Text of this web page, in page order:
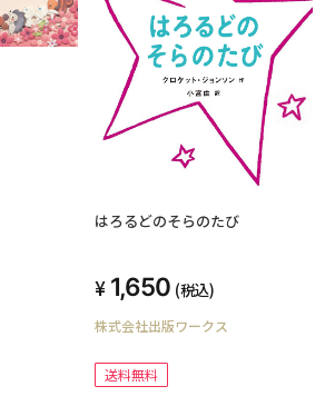
はろるどのそらのたび
1,650 (税込)
株式会社出版ワークス
送料無料